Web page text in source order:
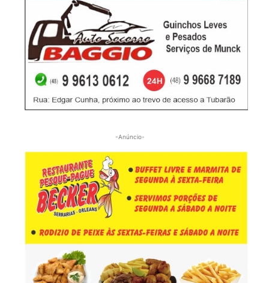
-Anúncio-